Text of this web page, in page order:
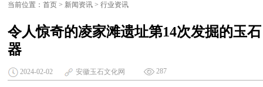
当前位置：首页 > 新闻资讯 >行业资讯
令人惊奇的凌家滩遗址第14次发掘的玉石
器
2024-02-02 安徽玉石文化网 287